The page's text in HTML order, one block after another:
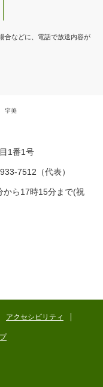
合などに、電話で放送内容が
1番1号
7512（代表）
ら17時15分まで(祝
アクセシビリティ